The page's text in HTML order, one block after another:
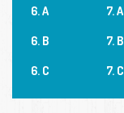
6. A
6. B
6. C
7. A
7. B
7. C